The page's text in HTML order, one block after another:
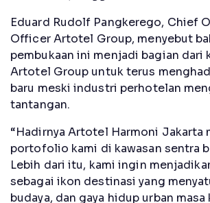
Eduard Rudolf Pangkerego, Chief
Officer Artotel Group, menyebut
pembukaan ini menjadi bagian dari
Artotel Group untuk terus
baru meski industri perhotelan
tantangan.
“Hadirnya Artotel Harmoni Jakarta
portofolio kami di kawasan sentra
Lebih dari itu, kami ingin
sebagai ikon destinasi yang
budaya, dan gaya hidup urban masa